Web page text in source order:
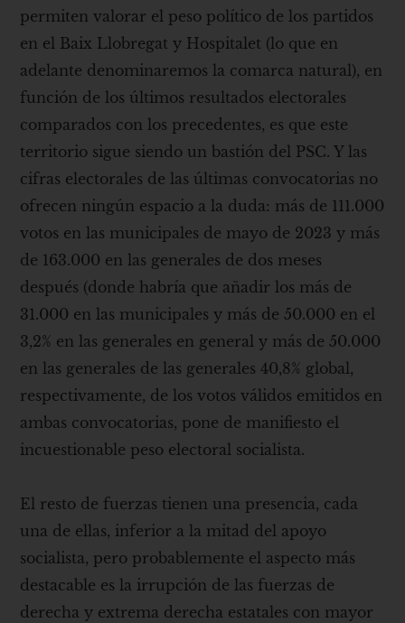
permiten valorar el peso político de los partidos
en el Baix Llobregat y Hospitalet (lo que en
adelante denominaremos la comarca natural), en
función de los últimos resultados electorales
comparados con los precedentes, es que este
territorio sigue siendo un bastión del PSC. Y las
cifras electorales de las últimas convocatorias no
ofrecen ningún espacio a la duda: más de 111.000
votos en las municipales de mayo de 2023 y más
de 163.000 en las generales de dos meses
después (donde habría que añadir los más de
31.000 en las municipales y más de 50.000 en el
3,2% en las generales en general y más de 50.000
en las generales de las generales 40,8% global,
respectivamente, de los votos válidos emitidos en
ambas convocatorias, pone de manifiesto el
incuestionable peso electoral socialista.
El resto de fuerzas tienen una presencia, cada
una de ellas, inferior a la mitad del apoyo
socialista, pero probablemente el aspecto más
destacable es la irrupción de las fuerzas de
derecha y extrema derecha estatales con mayor